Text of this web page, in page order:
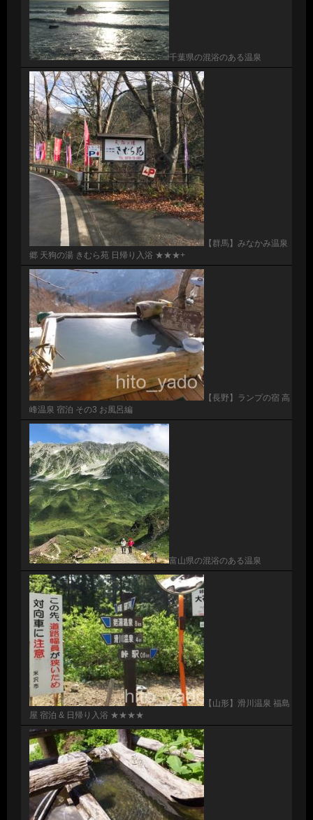
千葉県の混浴のある温泉
【群馬】みなかみ温泉
郷 天狗の湯 きむら苑 日帰り入浴 ★★★+
【長野】ランプの宿 高
峰温泉 宿泊 その3 お風呂編
富山県の混浴のある温泉
【山形】滑川温泉 福島
屋 宿泊 & 日帰り入浴 ★★★★